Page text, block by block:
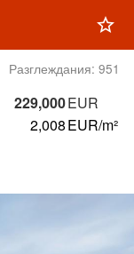
star_outline
Разглеждания: 951
229,000EUR
2,008EUR/m²